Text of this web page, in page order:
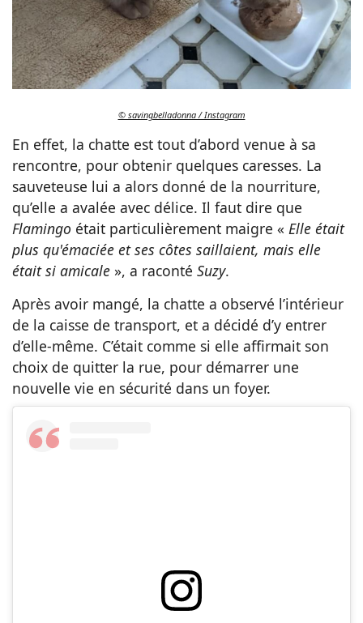
© savingbelladonna / Instagram
En effet, la chatte est tout d’abord venue à sa
rencontre, pour obtenir quelques caresses. La
sauveteuse lui a alors donné de la nourriture,
qu’elle a avalée avec délice. Il faut dire que
Flamingo était particulièrement maigre « Elle était
plus qu'émaciée et ses côtes saillaient, mais elle
était si amicale », a raconté Suzy.
Après avoir mangé, la chatte a observé l’intérieur
de la caisse de transport, et a décidé d’y entrer
d’elle-même. C’était comme si elle affirmait son
choix de quitter la rue, pour démarrer une
nouvelle vie en sécurité dans un foyer.